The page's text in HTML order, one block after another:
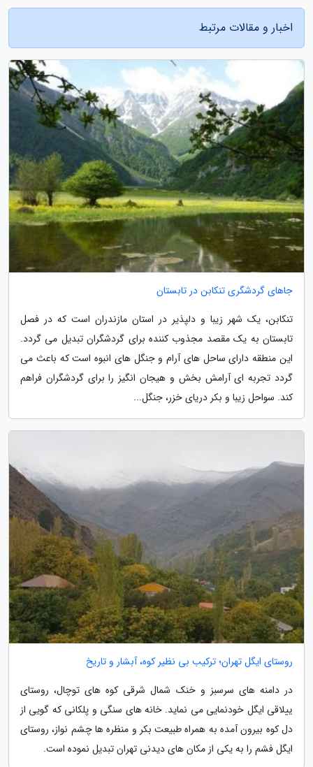
اخبار و مقالات مرتبط
جاهای گردشگری تنکابن در تابستان
تنکابن، یک شهر زیبا و دلپذیر در استان مازندران است که در فصل
تابستان به یک مقصد مجذوب کننده برای گردشگران تبدیل می گردد.
این منطقه دارای ساحل های آرام و جنگل های انبوه است که باعث می
گردد تجربه ای آرامش بخش و هیجان انگیز را برای گردشگران فراهم
کند. سواحل زیبا و بکر دریای خزر، جنگل...
روستای ایگل تهران؛ ترکیب بی نظیر کوه، آبشار و تاریخ
در دامنه های سرسبز و خنک شمال شرقی کوه های توچال، روستای
ییلاقی ایگل خودنمایی می نماید. خانه های سنگی و پلکانی که گویی از
دل کوه بیرون آمده به همراه طبیعت بکر و منظره ها چشم نواز، روستای
ایگل فشم را به یکی از مکان های دیدنی تهران تبدیل نموده است.